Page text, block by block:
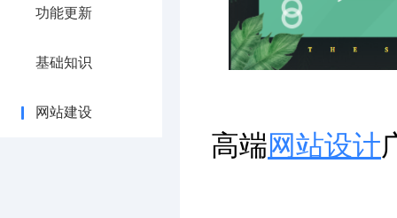
功能更新
基础知识
网站建设
高端网站设计